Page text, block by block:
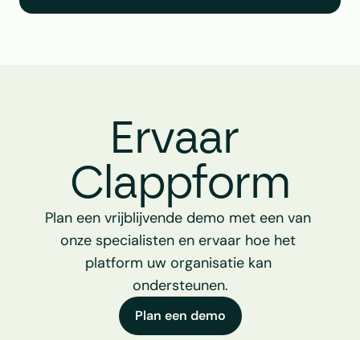
Ervaar
Clappform
Plan een vrijblijvende demo met een van
onze specialisten en ervaar hoe het
platform uw organisatie kan
ondersteunen.
Plan een demo